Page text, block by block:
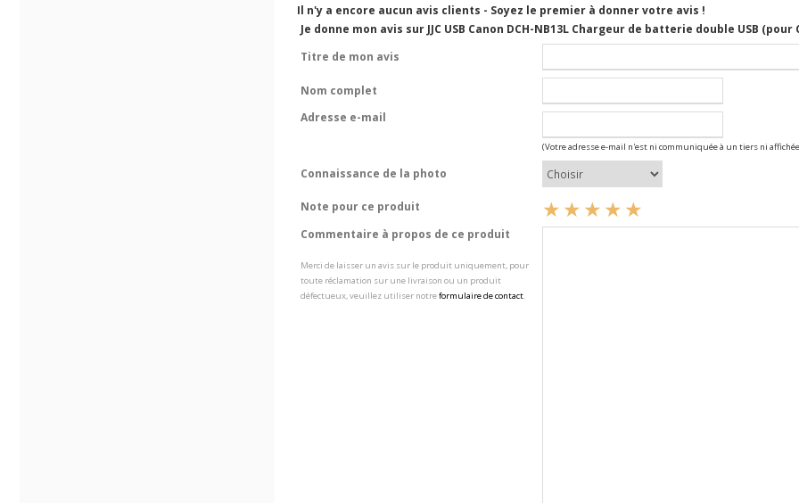
Il n'y a encore aucun avis clients - Soyez le premier à donner votre avis !
Je donne mon avis sur JJC USB Canon DCH-NB13L Chargeur de batterie double USB (pour
Titre de mon avis
Nom complet
Adresse e-mail
(Votre adresse e-mail n'est ni communiquée à un tiers ni
Connaissance de la photo
Note pour ce produit
Commentaire à propos de ce produit
Merci de laisser un avis sur le produit uniquement, pour
toute réclamation sur une livraison ou un produit
défectueux, veuillez utiliser notreformulaire de contact.